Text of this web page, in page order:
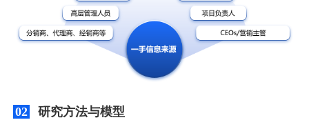
02 研究方法与模型